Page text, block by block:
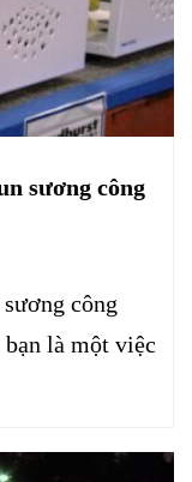
sương công
công
là một việc